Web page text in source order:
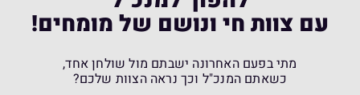
עם צוות חי ונושם של מומחים!
מתי בפעם האחרונה ישבתם מול שולחן אחד,
כשאתם המנכ"ל וכך נראה הצוות שלכם?